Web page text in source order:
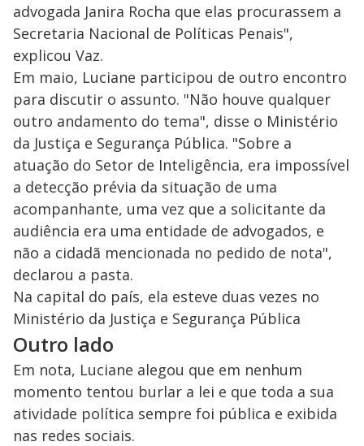
advogada Janira Rocha que elas procurassem a
Secretaria Nacional de Políticas Penais",
explicou Vaz.
Em maio, Luciane participou de outro encontro
para discutir o assunto. "Não houve qualquer
outro andamento do tema", disse o Ministério
da Justiça e Segurança Pública. "Sobre a
atuação do Setor de Inteligência, era impossível
a detecção prévia da situação de uma
acompanhante, uma vez que a solicitante da
audiência era uma entidade de advogados, e
não a cidadã mencionada no pedido de nota",
declarou a pasta.
Na capital do país, ela esteve duas vezes no
Ministério da Justiça e Segurança Pública
Outro lado
Em nota, Luciane alegou que em nenhum
momento tentou burlar a lei e que toda a sua
atividade política sempre foi pública e exibida
nas redes sociais.